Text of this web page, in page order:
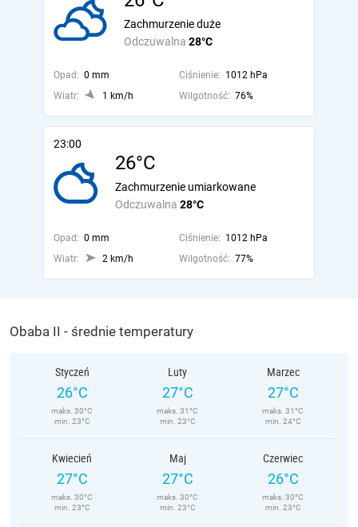
Odczuwalna 28°C
Zachmurzenie duże
Opad: 0 mm Ciśnienie: 1012 hPa
Wiatr:
1 km/h Wilgotność: 76%
23:00
26°C
Odczuwalna 28°C
Zachmurzenie umiarkowane
Opad: 0 mm Ciśnienie: 1012 hPa
Wiatr:
2 km/h Wilgotność: 77%
Obaba II - średnie temperatury
Styczeń
26°C
maks. 30°C
min. 23°C
Luty
27°C
maks. 31°C
min. 23°C
Marzec
27°C
maks. 31°C
min. 24°C
Kwiecień
27°C
maks. 30°C
min. 23°C
Maj
27°C
maks. 30°C
min. 23°C
Czerwiec
26°C
maks. 30°C
min. 23°C